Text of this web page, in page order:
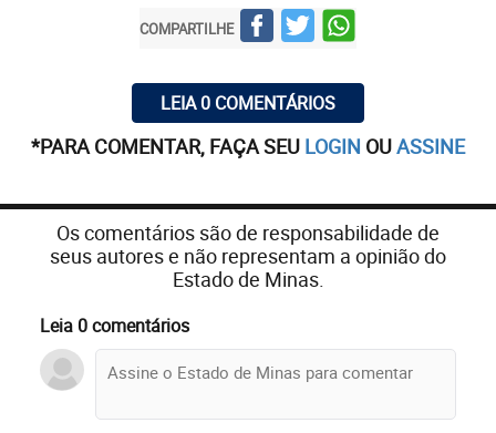
COMPARTILHE
LEIA 0 COMENTÁRIOS
*PARA COMENTAR, FAÇA SEU LOGIN OUASSINE
Os comentários são de responsabilidade de
seus autores e não representam a opinião do
Estado de Minas.
Leia 0 comentários